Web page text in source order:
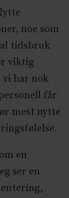
noe som
tidsbruk
viktig
har nok
får
mest nytte
en
ser en